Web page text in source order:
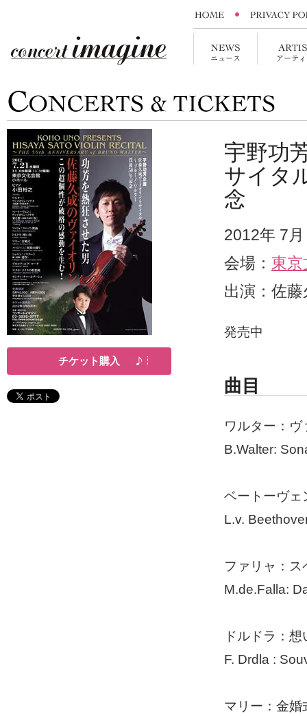
チケット購入
宇野功
サイタ
念
2012年 7
会場： 東
出演：佐
発売中
曲目
ワルター：
B.Walter:
ベートーヴェ
L.v.
ファリャ：ス
M.de.Falla:
ドルドラ：想
F. Drdla :
マリー：金婚